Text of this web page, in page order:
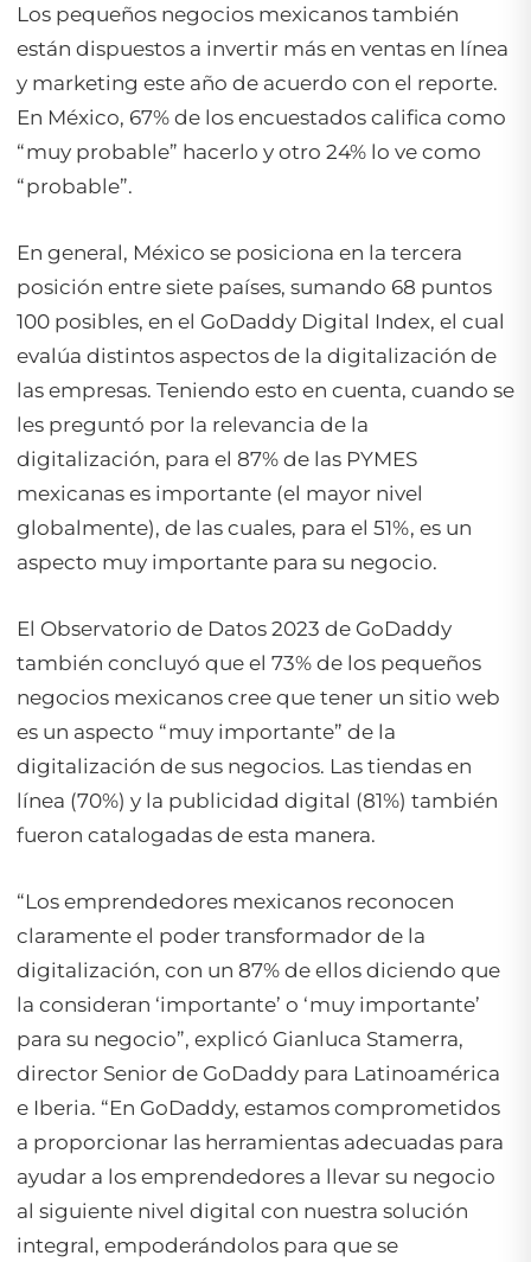
Los pequeños negocios mexicanos también
están dispuestos a invertir más en ventas en línea
y marketing este año de acuerdo con el reporte.
En México, 67% de los encuestados califica como
“muy probable” hacerlo y otro 24% lo ve como
“probable”.
En general, México se posiciona en la tercera
posición entre siete países, sumando 68 puntos
100 posibles, en el GoDaddy Digital Index, el cual
evalúa distintos aspectos de la digitalización de
las empresas. Teniendo esto en cuenta, cuando se
les preguntó por la relevancia de la
digitalización, para el 87% de las PYMES
mexicanas es importante (el mayor nivel
globalmente), de las cuales, para el 51%, es un
aspecto muy importante para su negocio.
El Observatorio de Datos 2023 de GoDaddy
también concluyó que el 73% de los pequeños
negocios mexicanos cree que tener un sitio web
es un aspecto “muy importante” de la
digitalización de sus negocios. Las tiendas en
línea (70%) y la publicidad digital (81%) también
fueron catalogadas de esta manera.
“Los emprendedores mexicanos reconocen
claramente el poder transformador de la
digitalización, con un 87% de ellos diciendo que
la consideran ‘importante’ o ‘muy importante’
para su negocio”, explicó Gianluca Stamerra,
director Senior de GoDaddy para Latinoamérica
e Iberia. “En GoDaddy, estamos comprometidos
a proporcionar las herramientas adecuadas para
ayudar a los emprendedores a llevar su negocio
al siguiente nivel digital con nuestra solución
integral, empoderándolos para que se